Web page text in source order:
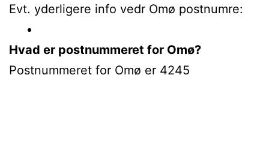
Evt. yderligere info vedr Omø postnumre:
Hvad er postnummeret for Omø?
Postnummeret for Omø er 4245